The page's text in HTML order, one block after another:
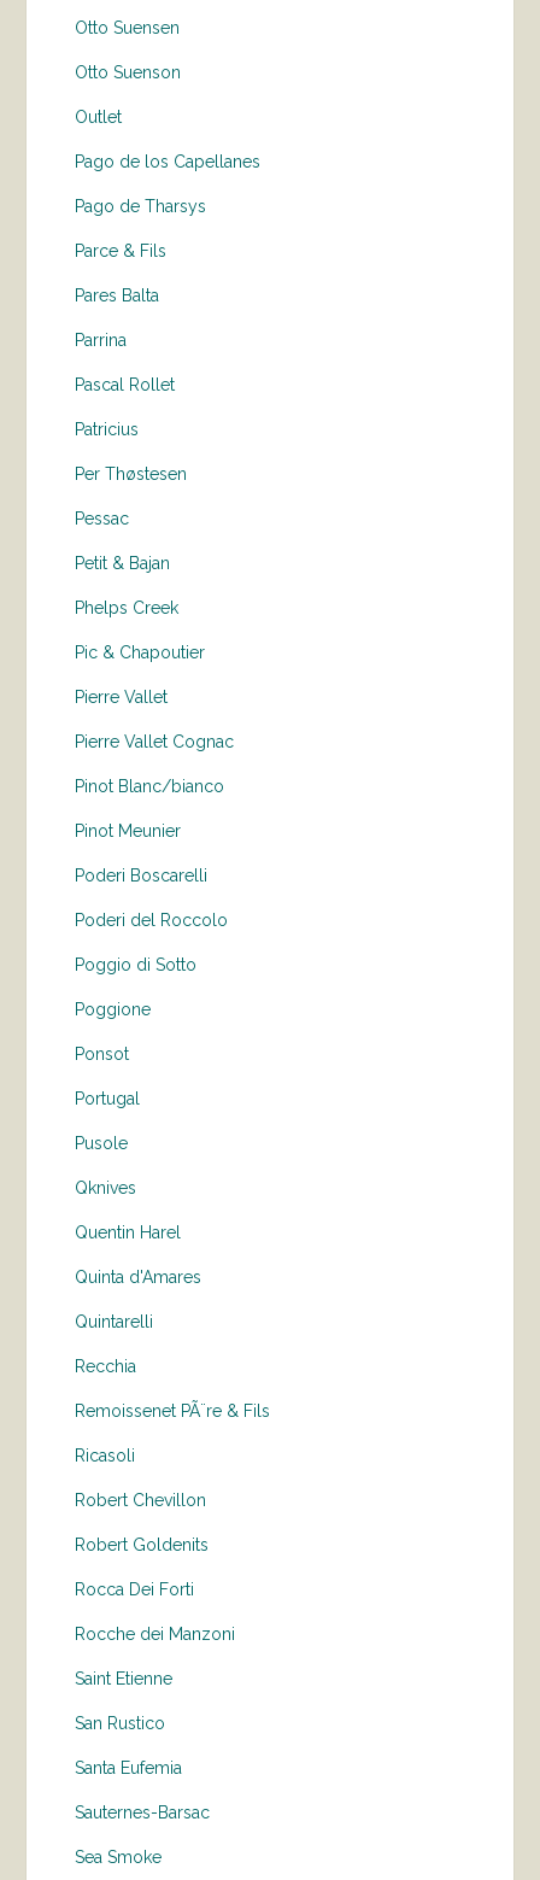
Otto Suensen
Otto Suenson
Outlet
Pago de los Capellanes
Pago de Tharsys
Parce & Fils
Pares Balta
Parrina
Pascal Rollet
Patricius
Per Thøstesen
Pessac
Petit & Bajan
Phelps Creek
Pic & Chapoutier
Pierre Vallet
Pierre Vallet Cognac
Pinot Blanc/bianco
Pinot Meunier
Poderi Boscarelli
Poderi del Roccolo
Poggio di Sotto
Poggione
Ponsot
Portugal
Pusole
Qknives
Quentin Harel
Quinta d'Amares
Quintarelli
Recchia
Remoissenet PÃ¨re & Fils
Ricasoli
Robert Chevillon
Robert Goldenits
Rocca Dei Forti
Rocche dei Manzoni
Saint Etienne
San Rustico
Santa Eufemia
Sauternes-Barsac
Sea Smoke